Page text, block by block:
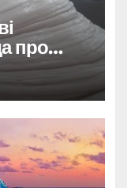
про